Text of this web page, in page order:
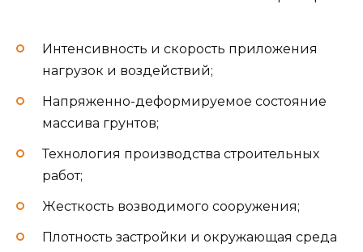
Интенсивность и скорость приложения
нагрузок и воздействий;
Напряженно-деформируемое состояние
массива грунтов;
Технология производства строительных
работ;
Жесткость возводимого сооружения;
Плотность застройки и окружающая среда